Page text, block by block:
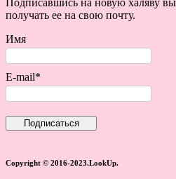
получать ее на свою почту.
Имя
E-mail*
Copyright © 2016-2023.LookUp.